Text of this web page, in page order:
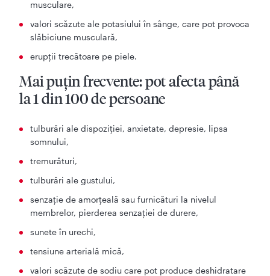
musculare,
valori scăzute ale potasiului în sânge, care pot provoca
slăbiciune musculară,
erupţii trecătoare pe piele.
Mai puţin frecvente: pot afecta până
la 1 din 100 de persoane
tulburări ale dispoziţiei, anxietate, depresie, lipsa
somnului,
tremurături,
tulburări ale gustului,
senzaţie de amorţeală sau furnicături la nivelul
membrelor, pierderea senzaţiei de durere,
sunete în urechi,
tensiune arterială mică,
valori scăzute de sodiu care pot produce deshidratare